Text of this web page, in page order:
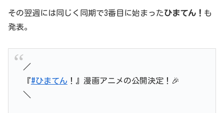
その翌週には同じく同期で3番目に始まったひまてん！ も
発表。
／
『#ひまてん ！』漫画アニメの公開決定！🎉
＼